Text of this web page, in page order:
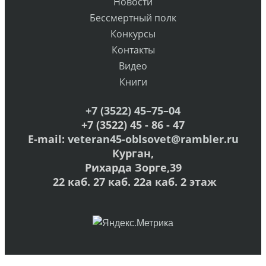
Бессмертный полк
Конкурсы
Контакты
Видео
Книги
+7 (3522) 45–75–04
+7 (3522) 45 - 86 - 47
E-mail: veteran45-oblsovet@rambler.ru
Курган,
Рихарда Зорге,39
22 каб. 27 каб. 22а каб. 2 этаж